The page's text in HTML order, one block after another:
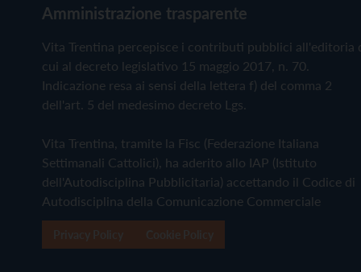
Amministrazione trasparente
Vita Trentina percepisce i contributi pubblici all'editoria
cui al decreto legislativo 15 maggio 2017, n. 70.
Indicazione resa ai sensi della lettera f) del comma 2
dell'art. 5 del medesimo decreto Lgs.
Vita Trentina, tramite la Fisc (Federazione Italiana
Settimanali Cattolici), ha aderito allo IAP (Istituto
dell'Autodisciplina Pubblicitaria) accettando il Codice di
Autodisciplina della Comunicazione Commerciale